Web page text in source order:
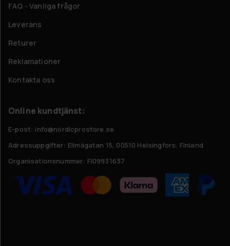
FAQ - Vanliga frågor
Leverans
Returer
Reklamationer
Kontakta oss
Online kundtjänst:
E-post: info@nordicprostore.se
Adressuppgifter: Elimägatan 15, 00510 Helsingfors, Finland
Organisationsnummer: FI09931637